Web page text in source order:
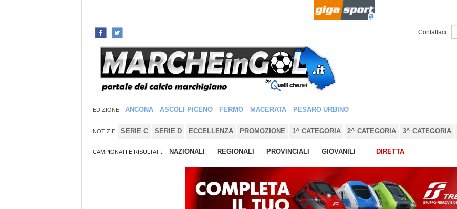
Contattaci
EDIZIONE: ANCONA ASCOLI PICENO FERMO MACERATA PESARO URBINO
NOTIZIE: SERIE C SERIE D ECCELLENZA PROMOZIONE 1^ CATEGORIA 2^ CATEGORIA 3^ CATEGORIA
CAMPIONATI E RISULTATI: NAZIONALI REGIONALI PROVINCIALI GIOVANILI DIRETTA